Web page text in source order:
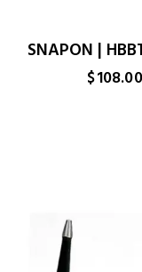
SNAPON |
$108.00